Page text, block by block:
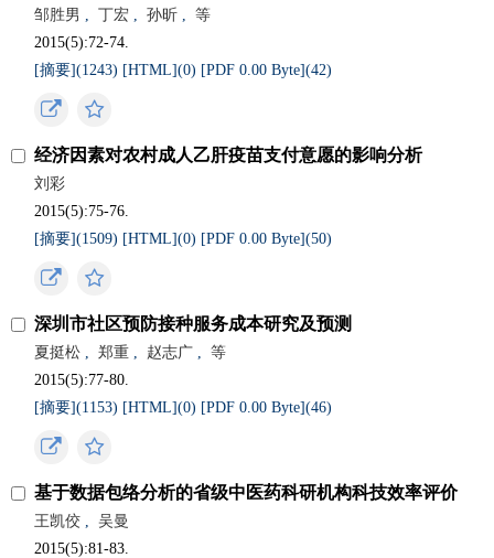
邹胜男 , 丁宏 , 孙昕 ,
等
2015(5):72-74.
[摘要](1243) [HTML](0) [PDF 0.00 Byte](42)
经济因素对农村成人乙肝疫苗支付意愿的影响分析
刘彩
2015(5):75-76.
[摘要](1509) [HTML](0) [PDF 0.00 Byte](50)
深圳市社区预防接种服务成本研究及预测
夏挺松 , 郑重 , 赵志广 ,
等
2015(5):77-80.
[摘要](1153) [HTML](0) [PDF 0.00 Byte](46)
基于数据包络分析的省级中医药科研机构科技效率评价
王凯佼 ,
吴曼
2015(5):81-83.